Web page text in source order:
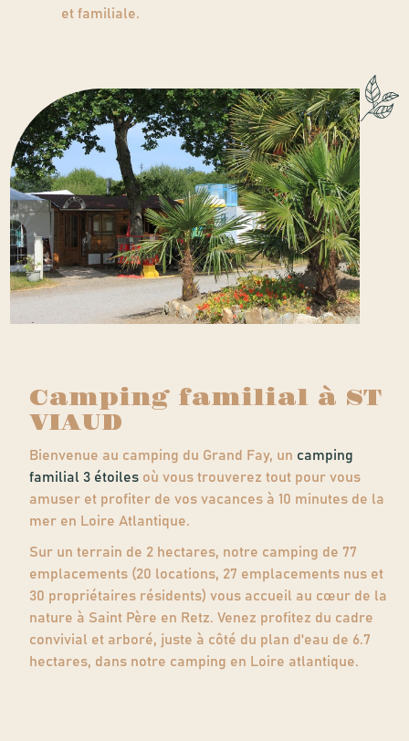
et familiale.
Camping familial à ST
VIAUD
Bienvenue au camping du Grand Fay, un camping
familial 3 étoiles où vous trouverez tout pour vous
amuser et profiter de vos vacances à 10 minutes de la
mer en Loire Atlantique.
Sur un terrain de 2 hectares, notre camping de 77
emplacements (20 locations, 27 emplacements nus et
30 propriétaires résidents) vous accueil au cœur de la
nature à Saint Père en Retz. Venez profitez du cadre
convivial et arboré, juste à côté du plan d'eau de 6.7
hectares, dans notre camping en Loire atlantique.